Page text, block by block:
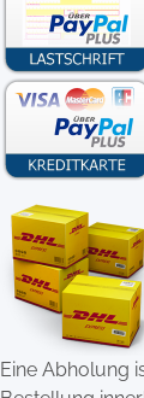
Eine Abholung